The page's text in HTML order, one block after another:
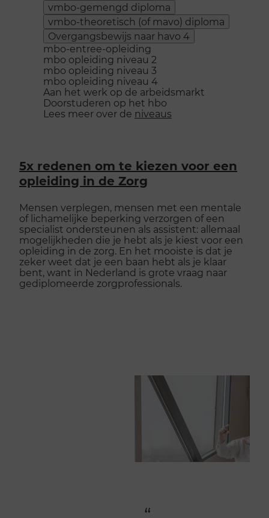
vmbo-gemengd diploma
vmbo-theoretisch (of mavo) diploma
Overgangsbewijs naar havo 4
mbo-entree-opleiding
mbo opleiding niveau 2
mbo opleiding niveau 3
mbo opleiding niveau 4
Aan het werk op de arbeidsmarkt
Doorstuderen op het hbo
Lees meer over de niveaus
5x redenen om te kiezen voor een
opleiding in de Zorg
Mensen verplegen, mensen met een mentale
of lichamelijke beperking verzorgen of een
specialist ondersteunen als assistent: allemaal
mogelijkheden die je hebt als je kiest voor een
opleiding in de zorg. En het mooiste is dat je
zeker weet dat je een baan hebt als je klaar
bent, want in Nederland is grote vraag naar
gediplomeerde zorgprofessionals.